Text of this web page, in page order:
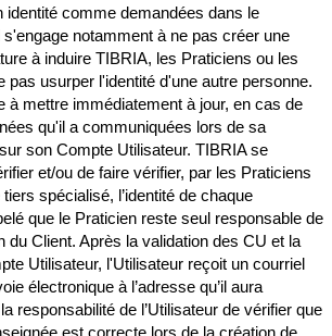
identité comme demandées dans le
notamment à ne pas créer une
à induire TIBRIA, les Praticiens ou les
pas usurper l'identité d'une autre personne.
à mettre immédiatement à jour, en cas de
qu'il a communiquées lors de sa
son Compte Utilisateur. TIBRIA se
et/ou de faire vérifier, par les Praticiens
spécialisé, l’identité de chaque
que le Praticien reste seul responsable de
du Client. Après la validation des CU et la
Utilisateur, l'Utilisateur reçoit un courriel
électronique à l’adresse qu’il aura
responsabilité de l’Utilisateur de vérifier que
est correcte lors de la création de